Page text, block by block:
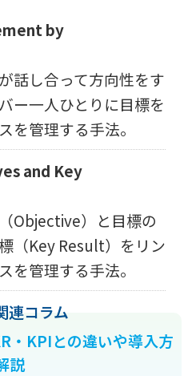
by
話し合って方向性をす
ー一人ひとりに目標を
を管理する手法。
and Key
Objective）と目標の
（Key Result）をリン
を管理する手法。
・KPIとの違いや導入方
説